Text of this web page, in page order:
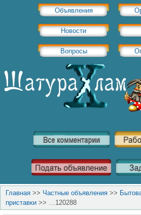
Объявления
Новости
Вопросы
Главная >> Частные объявления >>
приставки >> …120288